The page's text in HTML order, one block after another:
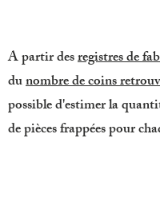
A partir desregistres de
dunombre de coins
possible d'estimer la
de pièces frappées pour